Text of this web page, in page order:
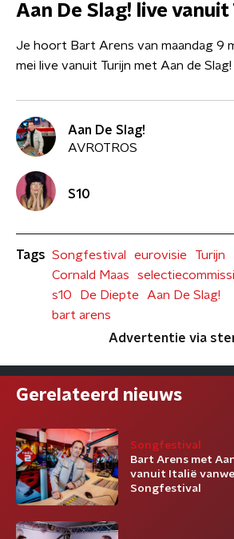
Aan De Slag! live vanuit
Je hoort Bart Arens van maandag 9
mei live vanuit Turijn met Aan de
Aan De Slag!
AVROTROS
S10
Tags Songfestival eurovisie
Turijn
Cornald Maas
s10
De Diepte
Aan De Slag!
bart arens
Advertentie via
Gerelateerd nieuws
Songfestival
Bart Arens met
vanuit Italië
Songfestival